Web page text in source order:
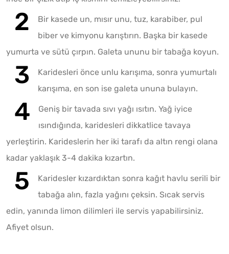
Bir kasede un, mısır unu, tuz, karabiber, pul
biber ve kimyonu karıştırın. Başka bir kasede
yumurta ve sütü çırpın. Galeta ununu bir tabağa koyun.
Karidesleri önce unlu karışıma, sonra yumurtalı
karışıma, en son ise galeta ununa bulayın.
Geniş bir tavada sıvı yağı ısıtın. Yağ iyice
ısındığında, karidesleri dikkatlice tavaya
yerleştirin. Karideslerin her iki tarafı da altın rengi olana
kadar yaklaşık 3-4 dakika kızartın.
Karidesler kızardıktan sonra kağıt havlu serili bir
tabağa alın, fazla yağını çeksin. Sıcak servis
edin, yanında limon dilimleri ile servis yapabilirsiniz.
Afiyet olsun.